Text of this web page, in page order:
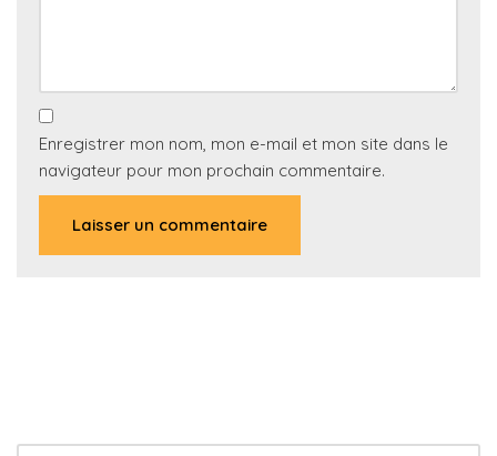
Enregistrer mon nom, mon e-mail et mon site dans le
navigateur pour mon prochain commentaire.